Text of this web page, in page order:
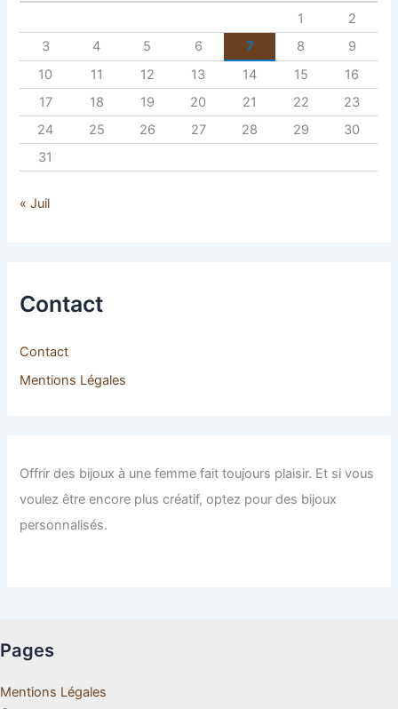
1
2
3
4 5 6 7 8
9
10
11 12 13 14 15
16
17
18 19 20 21 22
23
24
25 26 27 28 29
30
31
« Juil
Contact
Contact
Mentions Légales
Offrir des bijoux à une femme fait toujours plaisir. Et si vous
voulez être encore plus créatif, optez pour des bijoux
personnalisés.
Pages
Mentions Légales